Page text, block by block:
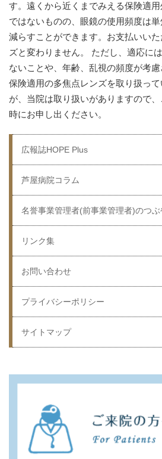
す。遠くから近くまでみえる保険適
ではないものの、眼鏡の使用頻度は
減らすことができます。お支払いい
ズと変わりません。 ただし、適応に
ないことや、年齢、乱視の頻度が考慮
保険適用の多焦点レンズを取り扱っ
が、当院は取り扱いがありますので
時にお申し出ください。
広報誌HOPE Plus
芦屋病院コラム
名誉事業管理者(前事業管理者)のつぶ
リンク集
お問い合わせ
プライバシーポリシー
サイトマップ